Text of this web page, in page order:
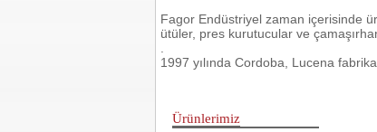
Fagor Endüstriyel zaman içerisinde
ütüler, pres kurutucular ve
1997 yılında Cordoba, Lucena
Ürünlerimiz